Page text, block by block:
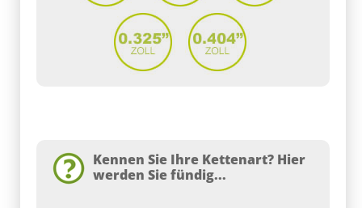
Kennen Sie Ihre Kettenart? Hier
werden Sie fündig...